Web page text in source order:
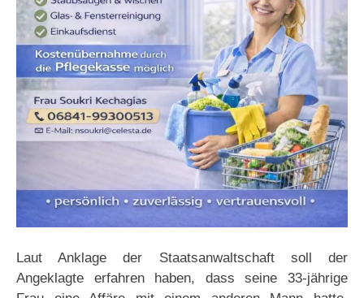
Laut Anklage der Staatsanwaltschaft soll der
Angeklagte erfahren haben, dass seine 33-jährige